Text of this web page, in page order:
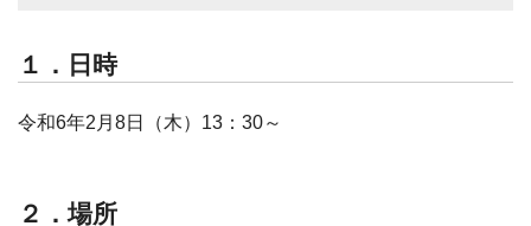
１．日時
令和6年2月8日（木）13：30～
２．場所